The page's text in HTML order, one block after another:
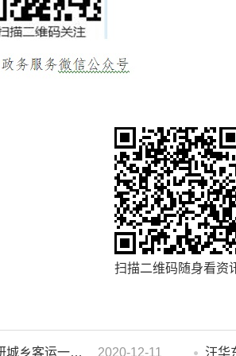
扫描二维码随身看资
濉溪县人大常委会副主任李秀侠一行调研城乡客运一体化和治超工作 2020-12-11